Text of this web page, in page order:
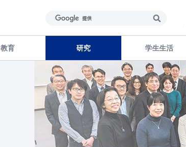
教育 研究 学生生活